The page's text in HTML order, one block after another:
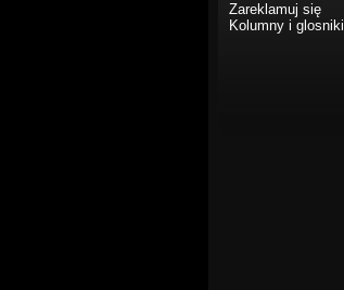
Zareklamuj się
Kolumny i glosniki